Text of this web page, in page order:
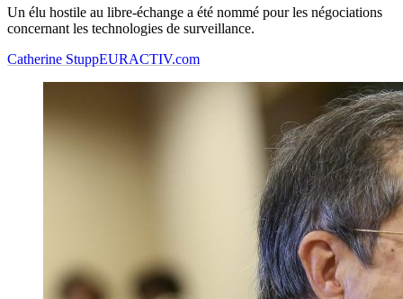
Un élu hostile au libre-échange a été nommé pour les négociations
concernant les technologies de surveillance.
Catherine StuppEURACTIV.com